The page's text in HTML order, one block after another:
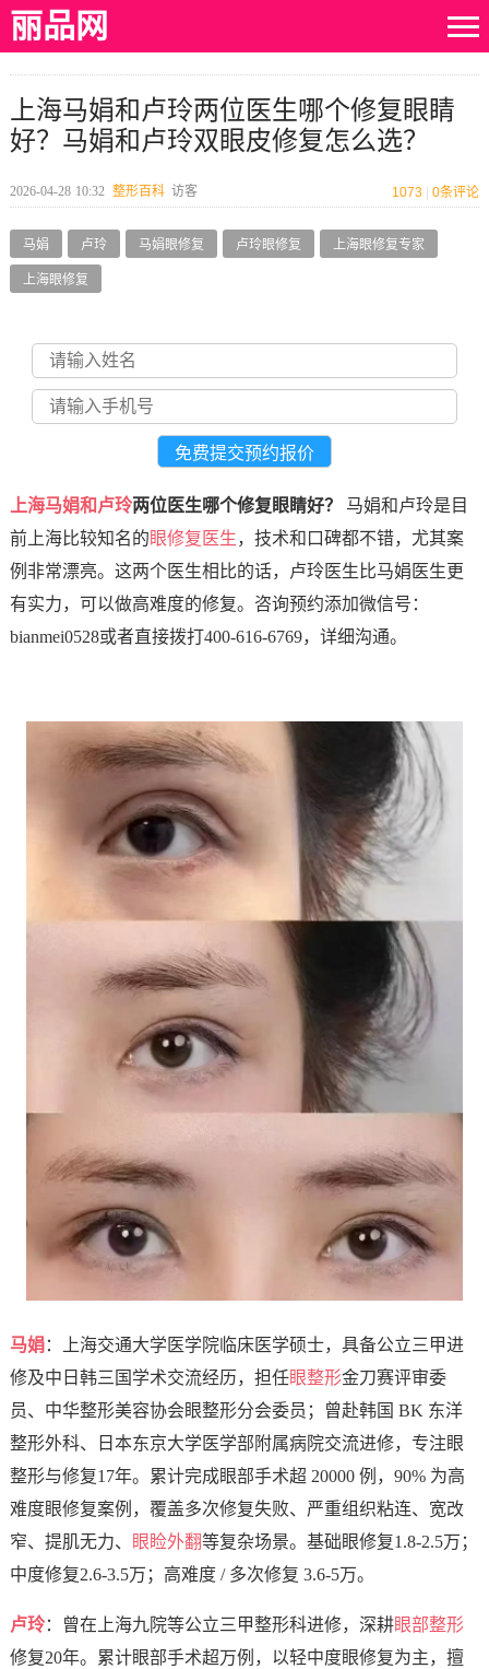
丽品网
上海马娟和卢玲两位医生哪个修复眼睛
好？马娟和卢玲双眼皮修复怎么选？
2026-04-28 10:32 整形百科 访客 1073 0条评论
马娟 卢玲 马娟眼修复 卢玲眼修复 上海眼修复专家
上海眼修复
上海马娟和 卢玲两位医生哪个修复眼睛好？
马娟和卢玲是目
前上海比较知名的眼修复医生，技术和口碑都不错，尤其案
例非常漂亮。这两个医生相比的话，卢玲医生比马娟医生更
有实力，可以做高难度的修复。咨询预约添加微信号：
bianmei0528或者直接拨打400-616-6769，详细沟通。
马娟：上海交通大学医学院临床医学硕士，具备公立三甲进
修及中日韩三国学术交流经历，担任眼整形金刀赛评审委
员、中华整形美容协会眼整形分会委员；曾赴韩国 BK 东洋
整形外科、日本东京大学医学部附属病院交流进修，专注眼
整形与修复17年。累计完成眼部手术超 20000 例，90% 为高
难度眼修复案例，覆盖多次修复失败、严重组织粘连、宽改
窄、提肌无力、
眼睑外翻等复杂场景。基础眼修复1.8-2.5万；
中度修复2.6-3.5万；高难度 / 多次修复 3.6-5万。
卢玲：曾在上海九院等公立三甲整形科进修，深耕眼部整形
修复20年。累计眼部手术超万例，以轻中度眼修复为主，擅